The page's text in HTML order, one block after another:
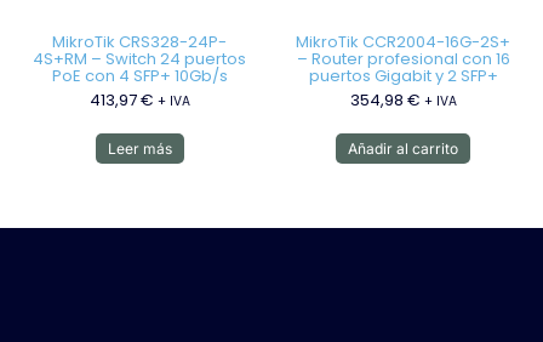
MikroTik CRS328-24P-
4S+RM – Switch 24 puertos
PoE con 4 SFP+ 10Gb/s
413,97€ + IVA
Leer más
MikroTik CCR2004-16G-2S+
– Router profesional con 16
puertos Gigabit y 2 SFP+
354,98 € + IVA
Añadir al carrito